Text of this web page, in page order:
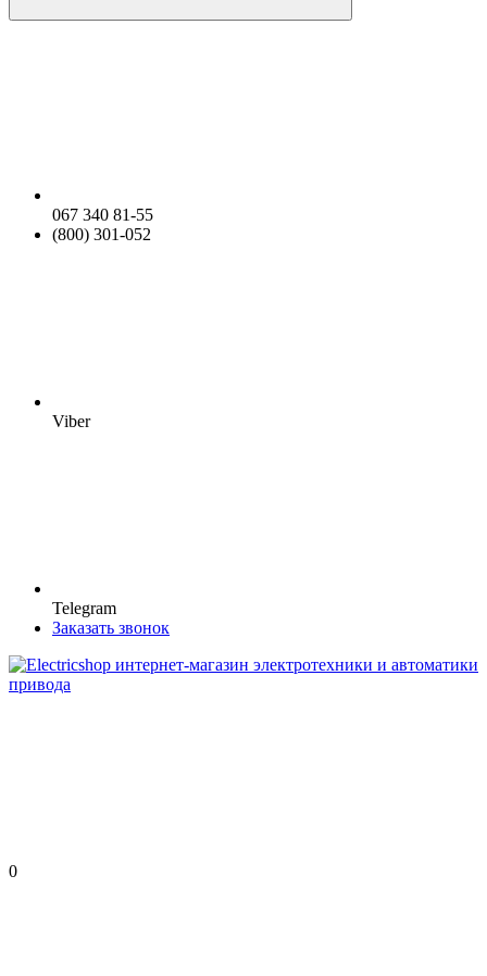
067 340 81-55
(800) 301-052
Viber
Telegram
Заказать звонок
0